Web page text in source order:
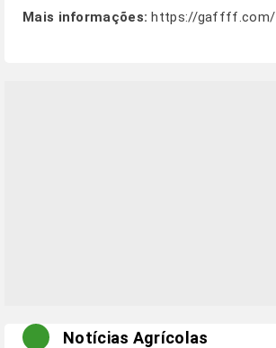
Mais informações: https://gaffff.com/
Notícias Agrícolas